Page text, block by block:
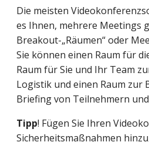
Die meisten
es Ihnen, mehrere Meetings
Breakout-„Räumen“ oder
Sie können einen Raum für
Raum für Sie und Ihr Team
Logistik und einen Raum zur
Briefing von Teilnehmern
Tipp! Fügen Sie Ihren
Sicherheitsmaßnahmen